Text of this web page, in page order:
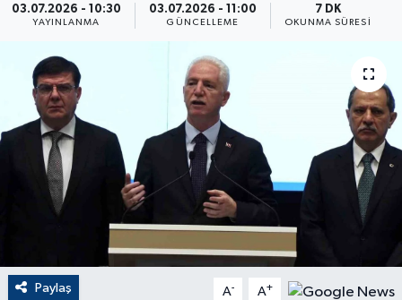
03.07.2026 - 10:30
YAYINLANMA
03.07.2026 - 11:00
GÜNCELLEME
7 DK
OKUNMA SÜRESI
Paylaş A- A+
Dünya
EĞİTİM
EKONOMİ
English News
Finans
Flaş Haber
Gayrimenkul